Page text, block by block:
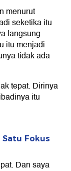
menurut
seketika itu
langsung
itu menjadi
tidak ada
tepat. Dirinya
itu
Fokus
Dan saya